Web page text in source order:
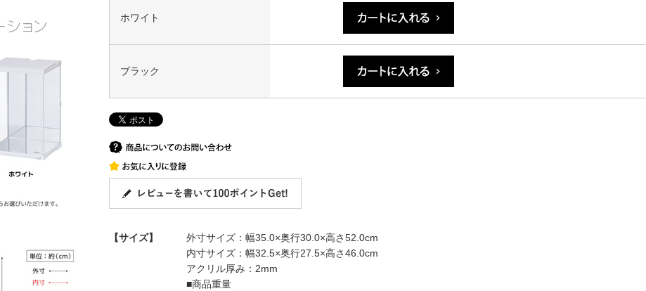
ホワイト
ブラック
【サイズ】
外寸サイズ：幅35.0×奥行30.0×高さ52.0cm
内寸サイズ：幅32.5×奥行27.5×高さ46.0cm
アクリル厚み：2mm
■商品重量